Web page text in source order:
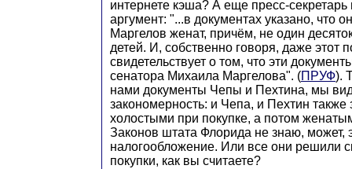
интернете кэша? А еще пресс-секретарь
аргумент: "...в документах указано, что
Маргелов женат, причём, не один
детей. И, собственно говоря, даже этот
свидетельствует о том, что эти
сенатора Михаила Маргелова". (ПРУФ).
нами документы Чепы и Пехтина, мы
закономерность: и Чепа, и Пехтин также
холостыми при покупке, а потом
Законов штата Флорида не знаю, может,
налогообложение. Или все они решили
покупки, как вы считаете?